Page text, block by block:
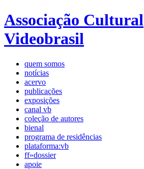
Associação Cultural
Videobrasil
quem somos
notícias
acervo
publicações
exposições
canal vb
coleção de autores
bienal
programa de residências
plataforma:vb
ff»dossier
apoie